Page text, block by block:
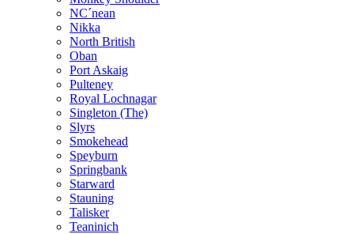
NC´nean
Nikka
North British
Oban
Port Askaig
Pulteney
Royal Lochnagar
Singleton (The)
Slyrs
Smokehead
Speyburn
Springbank
Starward
Stauning
Talisker
Teaninich